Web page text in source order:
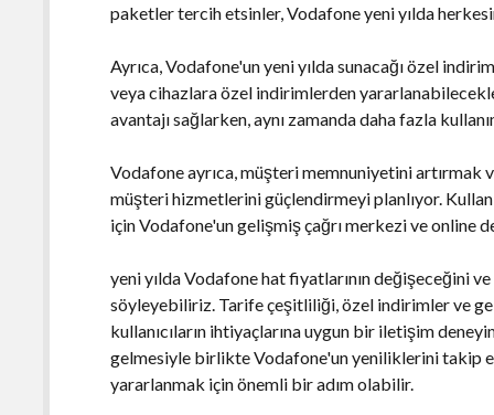
paketler tercih etsinler, Vodafone yeni yılda
Ayrıca, Vodafone'un yeni yılda sunacağı özel
veya cihazlara özel indirimlerden
avantajı sağlarken, aynı zamanda daha fazla
Vodafone ayrıca, müşteri memnuniyetini
müşteri hizmetlerini güçlendirmeyi planlıyor.
için Vodafone'un gelişmiş çağrı merkezi ve online
yeni yılda Vodafone hat fiyatlarının değişeceğini
söyleyebiliriz. Tarife çeşitliliği, özel indirimler ve
kullanıcıların ihtiyaçlarına uygun bir iletişim
gelmesiyle birlikte Vodafone'un yeniliklerini takip
yararlanmak için önemli bir adım olabilir.